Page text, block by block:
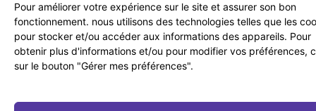
Pour améliorer votre expérience sur le site et assurer son bon
fonctionnement. nous utilisons des technologies telles que les
pour stocker et/ou accéder aux informations des appareils. Pour
obtenir plus d'informations et/ou pour modifier vos préférences,
sur le bouton "Gérer mes préférences".